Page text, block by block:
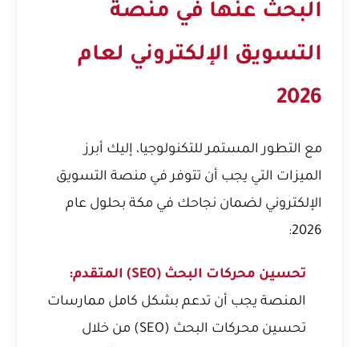
البحث عنها في منصة
التسويق الإلكتروني لعام
2026
مع التطور المستمر للتكنولوجيا، إليك أبرز
الميزات التي يجب أن تتوفر في منصة التسويق
الإلكتروني لضمان نجاحك في مكة بحلول عام
2026:
تحسين محركات البحث (SEO) المتقدم:
المنصة يجب أن تدعم بشكل كامل ممارسات
تحسين محركات البحث (SEO) من خلال